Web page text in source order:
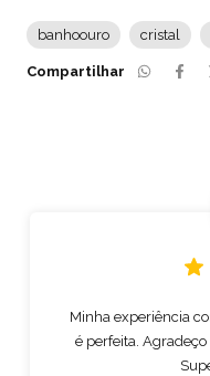
banhoouro cristal
Compartilhar
Minha experiência
é perfeita.